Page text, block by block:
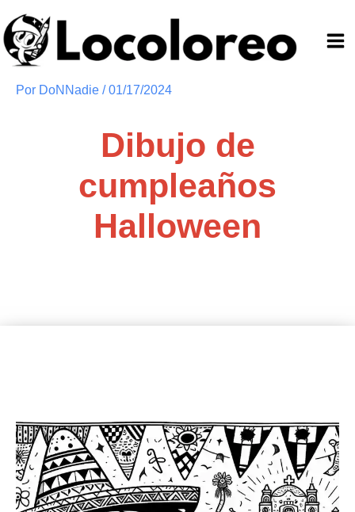
al
contenido
Por DoNNadie /01/17/2024
Dibujo de
cumpleaños
Halloween